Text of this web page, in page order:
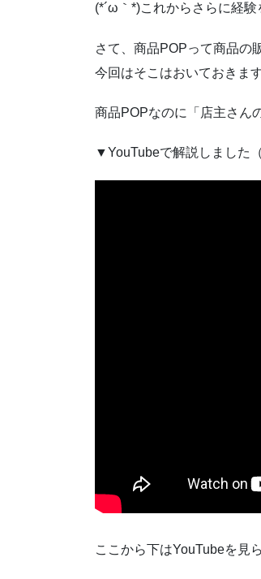
(*´ω｀*)これからさらに経
さて、商品POPって商品の
今回はそこはおいておきます
商品POPなのに「店主さん
▼YouTubeで解説しました
ここから下はYouTubeを見